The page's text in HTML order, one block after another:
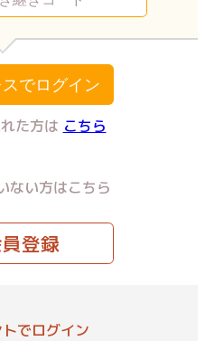
でログイン
た方は こちら
ない方はこちら
登録
でログイン